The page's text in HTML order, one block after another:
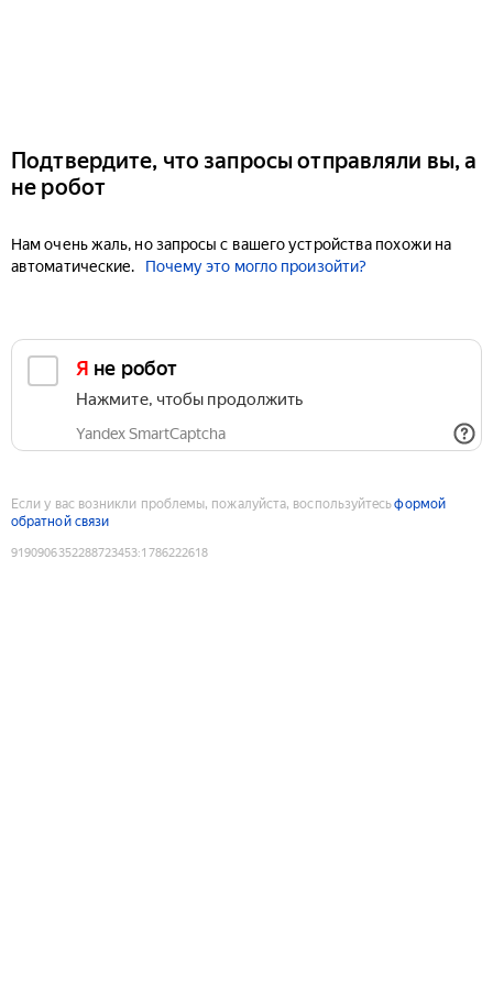
Подтвердите, что запросы отправляли вы, а
не робот
Нам очень жаль, но запросы с вашего устройства похожи на
автоматические.
Почему это могло произойти?
Я не робот
Нажмите, чтобы продолжить
Yandex SmartCaptcha
Если у вас возникли проблемы, пожалуйста, воспользуйтесьформой
обратной связи
9190906352288723453:1786222618